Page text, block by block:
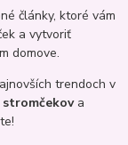
články, ktoré vám
a vytvoriť
domove.
trendoch v
stromčekova